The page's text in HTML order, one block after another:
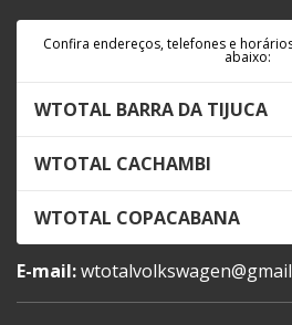
Confira endereços, telefones e
abaixo:
WTOTAL BARRA DA TIJUCA
WTOTAL CACHAMBI
WTOTAL COPACABANA
E-mail: